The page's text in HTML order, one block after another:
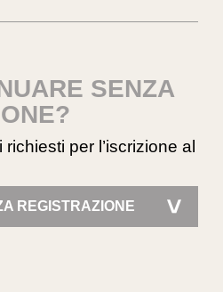
SENZA
per l’iscrizione al
REGISTRAZIONE >